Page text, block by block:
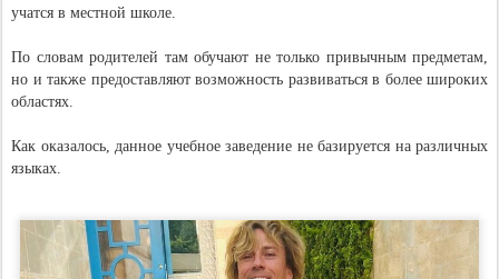
учатся в местной школе.
По словам родителей там обучают не только привычным предметам,
но и также предоставляют возможность развиваться в более широких
областях.
Как оказалось, данное учебное заведение не базируется на различных
языках.